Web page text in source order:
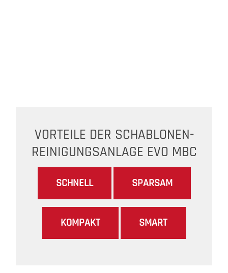
VORTEILE DER SCHABLONEN-
REINIGUNGSANLAGE EVO MBC
SCHNELL SPARSAM
KOMPAKT SMART